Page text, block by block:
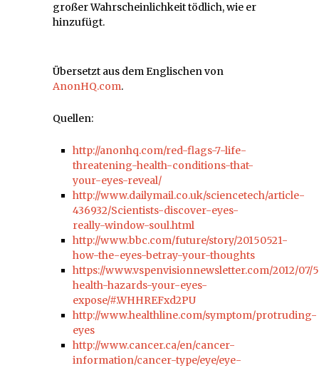
großer Wahrscheinlichkeit tödlich, wie er
hinzufügt.
Übersetzt aus dem Englischen von
AnonHQ.com.
Quellen:
http://anonhq.com/red-flags-7-life-
threatening-health-conditions-that-
your-eyes-reveal/
http://www.dailymail.co.uk/sciencetech/article-
436932/Scientists-discover-eyes-
really-window-soul.html
http://www.bbc.com/future/story/20150521-
how-the-eyes-betray-your-thoughts
https://www.vspenvisionnewsletter.com/2012/07/
health-hazards-your-eyes-
expose/#.WHHREFxd2PU
http://www.healthline.com/symptom/protruding-
eyes
http://www.cancer.ca/en/cancer-
information/cancer-type/eye/eye-